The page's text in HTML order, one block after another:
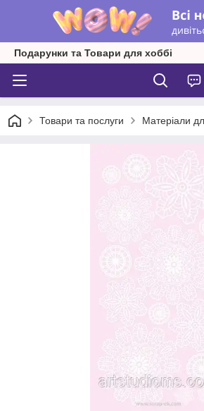
Подарунки та Товари для хоббі
Товари та послуги Матеріали